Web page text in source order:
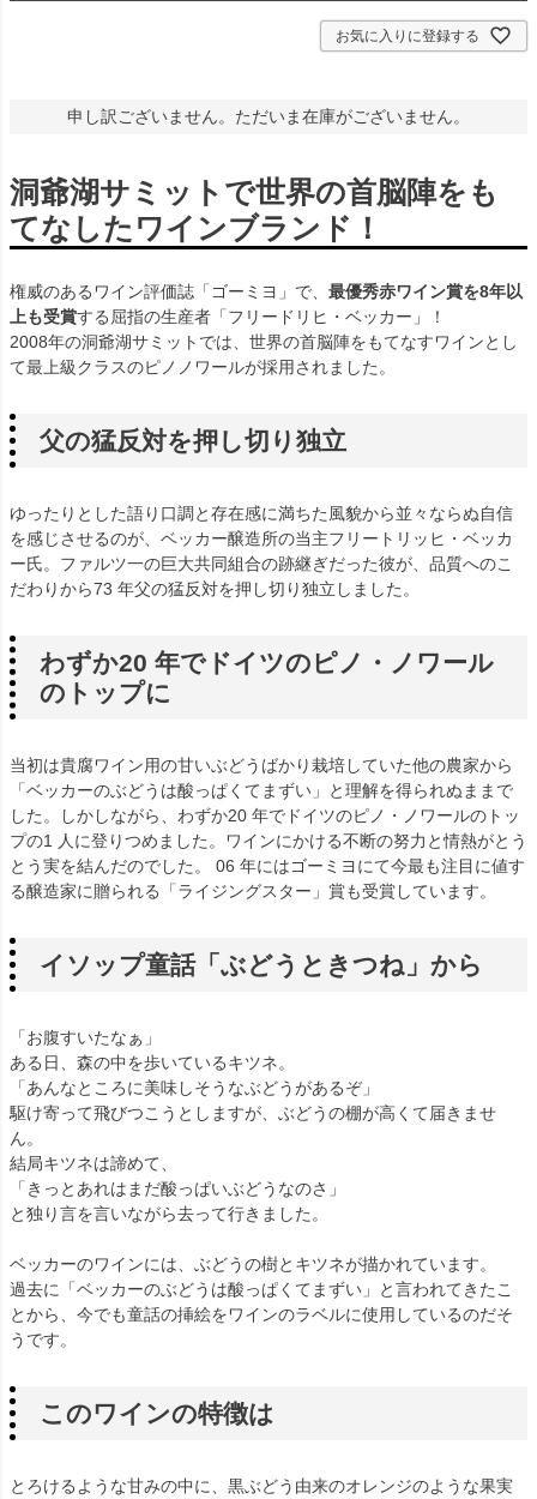
お気に入りに登録する
申し訳ございません。ただいま在庫がございません。
洞爺湖サミットで世界の首脳陣をも
てなしたワインブランド！
権威のあるワイン評価誌「ゴーミヨ」で、 最優秀赤ワイン賞を8年以
上も受賞する屈指の生産者「フリードリヒ・ベッカー」！
2008年の洞爺湖サミットでは、世界の首脳陣をもてなすワインとし
て最上級クラスのピノノワールが採用されました。
父の猛反対を押し切り独立
ゆったりとした語り口調と存在感に満ちた風貌から並々ならぬ自信
を感じさせるのが、ベッカー醸造所の当主フリートリッヒ・ベッカ
ー氏。ファルツ一の巨大共同組合の跡継ぎだった彼が、品質へのこ
だわりから73 年父の猛反対を押し切り独立しました。
わずか20 年でドイツのピノ・ノワール
のトップに
当初は貴腐ワイン用の甘いぶどうばかり栽培していた他の農家から
「ベッカーのぶどうは酸っぱくてまずい」と理解を得られぬままで
した。しかしながら、わずか20 年でドイツのピノ・ノワールのトッ
プの1 人に登りつめました。ワインにかける不断の努力と情熱がとう
とう実を結んだのでした。 06 年にはゴーミヨにて今最も注目に値す
る醸造家に贈られる「ライジングスター」賞も受賞しています。
イソップ童話「ぶどうときつね」から
「お腹すいたなぁ」
ある日、森の中を歩いているキツネ。
「あんなところに美味しそうなぶどうがあるぞ」
駆け寄って飛びつこうとしますが、ぶどうの棚が高くて届きませ
ん。
結局キツネは諦めて、
「きっとあれはまだ酸っぱいぶどうなのさ」
と独り言を言いながら去って行きました。
ベッカーのワインには、ぶどうの樹とキツネが描かれています。
過去に「ベッカーのぶどうは酸っぱくてまずい」と言われてきたこ
とから、今でも童話の挿絵をワインのラベルに使用しているのだそ
うです。
このワインの特徴は
とろけるような甘みの中に、黒ぶどう由来のオレンジのような果実